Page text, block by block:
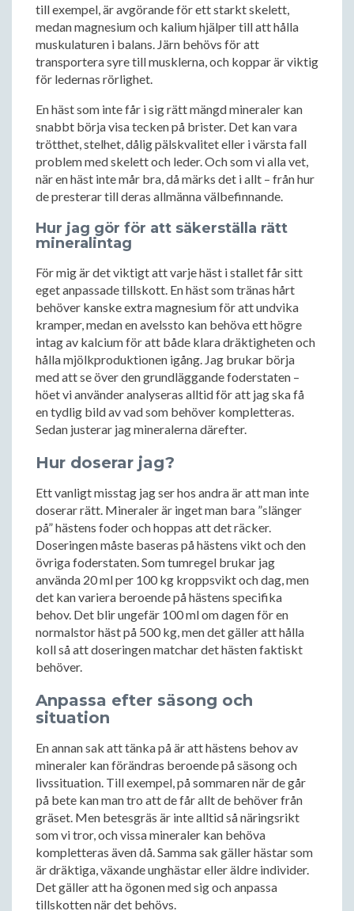
till exempel, är avgörande för ett starkt skelett,
medan magnesium och kalium hjälper till att hålla
muskulaturen i balans. Järn behövs för att
transportera syre till musklerna, och koppar är viktig
för ledernas rörlighet.
En häst som inte får i sig rätt mängd mineraler kan
snabbt börja visa tecken på brister. Det kan vara
trötthet, stelhet, dålig pälskvalitet eller i värsta fall
problem med skelett och leder. Och som vi alla vet,
när en häst inte mår bra, då märks det i allt – från hur
de presterar till deras allmänna välbefinnande.
Hur jag gör för att säkerställa rätt
mineralintag
För mig är det viktigt att varje häst i stallet får sitt
eget anpassade tillskott. En häst som tränas hårt
behöver kanske extra magnesium för att undvika
kramper, medan en avelssto kan behöva ett högre
intag av kalcium för att både klara dräktigheten och
hålla mjölkproduktionen igång. Jag brukar börja
med att se över den grundläggande foderstaten –
höet vi använder analyseras alltid för att jag ska få
en tydlig bild av vad som behöver kompletteras.
Sedan justerar jag mineralerna därefter.
Hur doserar jag?
Ett vanligt misstag jag ser hos andra är att man inte
doserar rätt. Mineraler är inget man bara ”slänger
på” hästens foder och hoppas att det räcker.
Doseringen måste baseras på hästens vikt och den
övriga foderstaten. Som tumregel brukar jag
använda 20 ml per 100 kg kroppsvikt och dag, men
det kan variera beroende på hästens specifika
behov. Det blir ungefär 100 ml om dagen för en
normalstor häst på 500 kg, men det gäller att hålla
koll så att doseringen matchar det hästen faktiskt
behöver.
Anpassa efter säsong och
situation
En annan sak att tänka på är att hästens behov av
mineraler kan förändras beroende på säsong och
livssituation. Till exempel, på sommaren när de går
på bete kan man tro att de får allt de behöver från
gräset. Men betesgräs är inte alltid så näringsrikt
som vi tror, och vissa mineraler kan behöva
kompletteras även då. Samma sak gäller hästar som
är dräktiga, växande unghästar eller äldre individer.
Det gäller att ha ögonen med sig och anpassa
tillskotten när det behövs.